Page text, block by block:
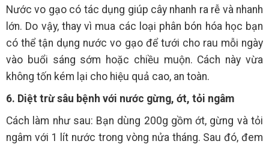
Nước vo gạo có tác dụng giúp cây nhanh ra rễ và nhanh
lớn. Do vậy, thay vì mua các loại phân bón hóa học bạn
có thể tận dụng nước vo gạo để tưới cho rau mỗi ngày
vào buổi sáng sớm hoặc chiều muộn. Cách này vừa
không tốn kém lại cho hiệu quả cao, an toàn.
6. Diệt trừ sâu bệnh với nước gừng, ớt, tỏi ngâm
Cách làm như sau: Bạn dùng 200g gồm ớt, gừng và tỏi
ngâm với 1 lít nước trong vòng nửa tháng. Sau đó, đem